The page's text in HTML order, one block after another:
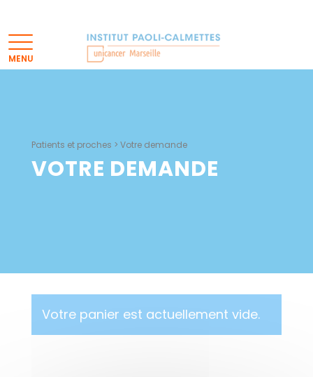
Patients et proches > Votre demande
VOTRE DEMANDE
Votre panier est actuellement vide.